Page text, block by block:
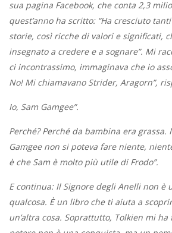
sua pagina Facebook, che conta 2,3
quest’anno ha scritto: “Ha cresciuto
storie, così ricche di valori e significati,
insegnato a credere e a sognare”. Mi
ci incontrassimo, immaginava che io
No! Mi chiamavano Strider, Aragorn”,
Io, Sam Gamgee”.
Perché? Perché da bambina era grassa.
Gamgee non si poteva fare niente,
è che Sam è molto più utile di Frodo”.
E continua: Il Signore degli Anelli non è
qualcosa. È un libro che ti aiuta a
un’altra cosa. Soprattutto, Tolkien mi